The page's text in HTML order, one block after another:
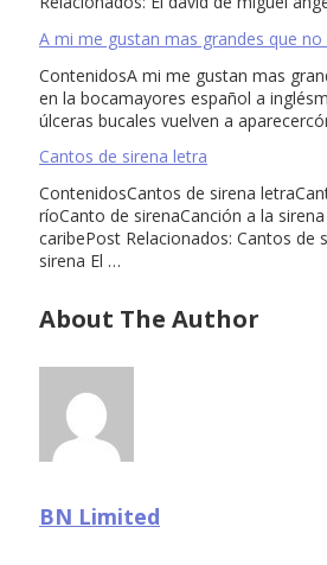
A mi me gustan mas grandes que
ContenidosA mi me gustan mas
en la bocamayores español a
úlceras bucales vuelven a
Cantos de sirena letra
ContenidosCantos de sirena
ríoCanto de sirenaCanción a la
caribePost Relacionados: Cantos de
sirena El …
About The Author
BN Limited